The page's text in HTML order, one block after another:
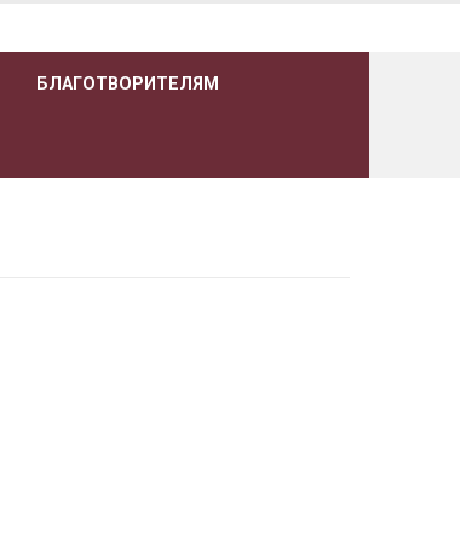
БЛАГОТВОРИТЕЛЯМ